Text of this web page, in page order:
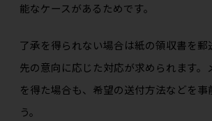
能なケースがあるためです。
了承を得られない場合は紙の領収書を郵
先の意向に応じた対応が求められます。
を得た場合も、希望の送付方法などを事
う。